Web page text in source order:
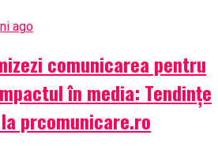
ago
comunicarea pentru
în media: Tendințe
prcomunicare.ro